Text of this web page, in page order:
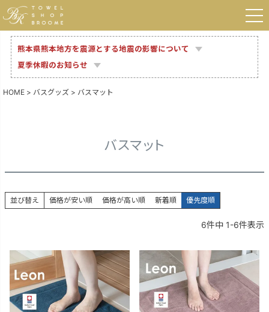
熊本県熊本地方を震源とする地震の影響について
夏季休暇のお知らせ
HOME バスグッズ バスマット
バスマット
並び替え 価格が安い順 価格が高い順 新着順 優先度順
6件中 1-6件表示